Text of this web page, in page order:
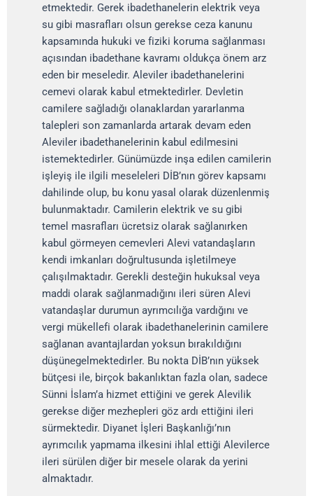
etmektedir. Gerek ibadethanelerin elektrik veya
su gibi masrafları olsun gerekse ceza kanunu
kapsamında hukuki ve fiziki koruma sağlanması
açısından ibadethane kavramı oldukça önem arz
eden bir meseledir. Aleviler ibadethanelerini
cemevi olarak kabul etmektedirler. Devletin
camilere sağladığı olanaklardan yararlanma
talepleri son zamanlarda artarak devam eden
Aleviler ibadethanelerinin kabul edilmesini
istemektedirler. Günümüzde inşa edilen camilerin
işleyiş ile ilgili meseleleri DİB’nın görev kapsamı
dahilinde olup, bu konu yasal olarak düzenlenmiş
bulunmaktadır. Camilerin elektrik ve su gibi
temel masrafları ücretsiz olarak sağlanırken
kabul görmeyen cemevleri Alevi vatandaşların
kendi imkanları doğrultusunda işletilmeye
çalışılmaktadır. Gerekli desteğin hukuksal veya
maddi olarak sağlanmadığını ileri süren Alevi
vatandaşlar durumun ayrımcılığa vardığını ve
vergi mükellefi olarak ibadethanelerinin camilere
sağlanan avantajlardan yoksun bırakıldığını
düşünegelmektedirler. Bu nokta DİB’nın yüksek
bütçesi ile, birçok bakanlıktan fazla olan, sadece
Sünni İslam’a hizmet ettiğini ve gerek Alevilik
gerekse diğer mezhepleri göz ardı ettiğini ileri
sürmektedir. Diyanet İşleri Başkanlığı’nın
ayrımcılık yapmama ilkesini ihlal ettiği Alevilerce
ileri sürülen diğer bir mesele olarak da yerini
almaktadır.